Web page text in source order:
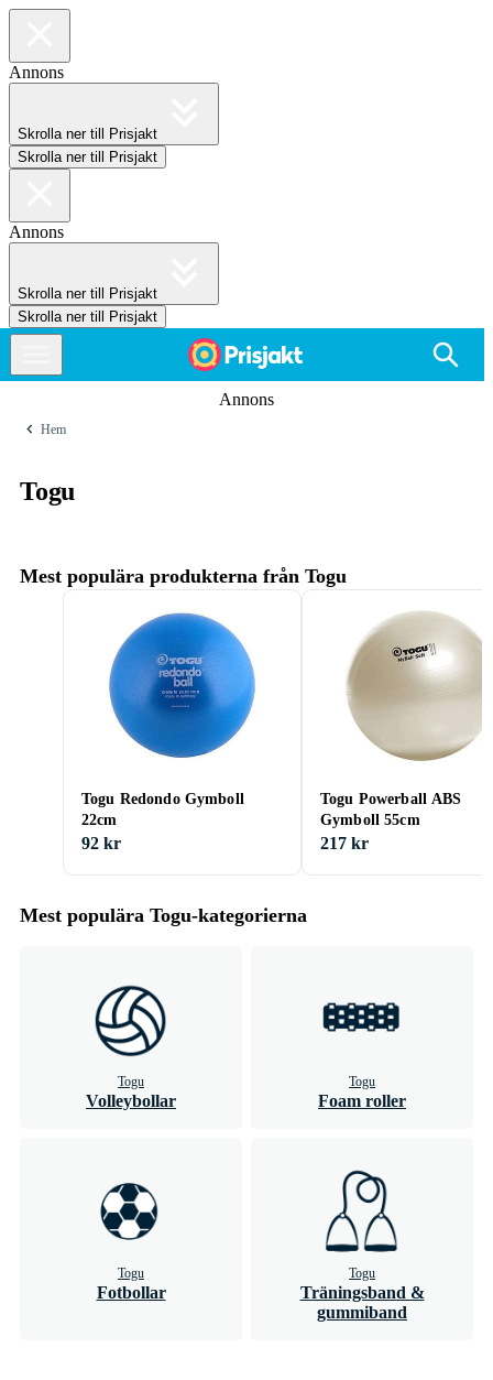
Annons
Skrolla ner till Prisjakt
Skrolla ner till Prisjakt
Annons
Skrolla ner till Prisjakt
Skrolla ner till Prisjakt
Annons
Hem
Togu
Mest populära produkterna från Togu
Togu Redondo Gymboll
22cm
92 kr
Togu Powerball ABS
Gymboll 55cm
217 kr
Mest populära Togu-kategorierna
Togu
Volleybollar
Togu
Foam roller
Togu
Fotbollar
Togu
Träningsband &
gummiband